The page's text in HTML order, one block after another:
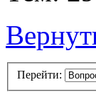
Перейти: